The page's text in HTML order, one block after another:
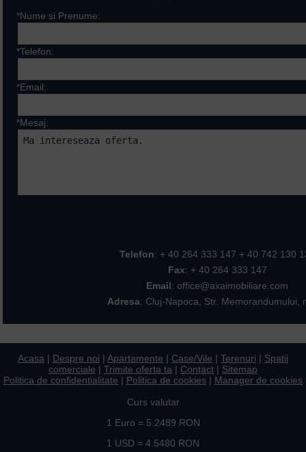
*Nume si Prenume:
*Telefon:
*Email:
*Mesaj:
Telefon: + 40 264 333 147 + 40 742 130
Fax: + 40 264 333 147
Email: office@axaimobiliare.com
Adresa: Cluj-Napoca, Str. Memorandumului,
Acasa | Despre noi | Apartamente | Case/Vile | Terenuri | Spatii
comerciale | Trimite oferta ta | Contact | Sitemap
Politica de confidentialitate | Politica de cookies | Manager de cookies
Curs valutar
1 Euro = 5.2489 RON
1 USD = 4.5480 RON